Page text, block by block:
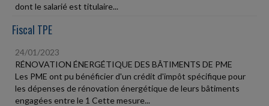
dont le salarié est titulaire...
Fiscal TPE
24/01/2023
RÉNOVATION ÉNERGÉTIQUE DES BÂTIMENTS DE PME
Les PME ont pu bénéficier d'un crédit d'impôt spécifique pour
les dépenses de rénovation énergétique de leurs bâtiments
engagées entre le 1 Cette mesure...